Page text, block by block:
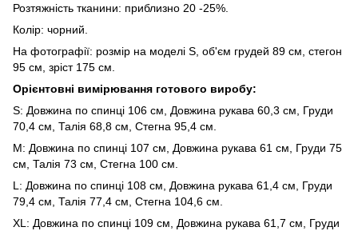
Розтяжність тканини: приблизно 20 -25%.
Колір: чорний.
На фотографії: розмір на моделі S, об'єм грудей 89 см, стегон
95 см, зріст 175 см.
Орієнтовні вимірювання готового виробу:
S: Довжина по спинці 106 см, Довжина рукава 60,3 см, Груди
70,4 см, Талія 68,8 см, Стегна 95,4 см.
М: Довжина по спинці 107 см, Довжина рукава 61 см, Груди 75
см, Талія 73 см, Стегна 100 см.
L: Довжина по спинці 108 см, Довжина рукава 61,4 см, Груди
79,4 см, Талія 77,4 см, Стегна 104,6 см.
XL: Довжина по спинці 109 см, Довжина рукава 61,7 см, Груди